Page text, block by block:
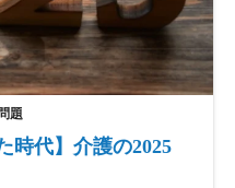
題
時代】介護の2025